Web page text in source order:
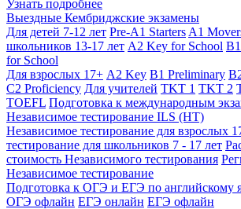
Узнать подробнее
Выездные Кембриджские экзамены
Для детей 7-12 лет Pre-A1 Starters A1
школьников 13-17 лет A2 Key for School
for School
Для взрослых 17+ A2 Key B1 Preliminary
C2 Proficiency Для учителей TKT 1 TKT 2
TOEFL Подготовка к международным
Независимое тестирование ILS (НТ)
Независимое тестирование для взрослых
тестирование для школьников 7 - 17 лет
стоимость Независимого тестирования
Независимое тестирование
Подготовка к ОГЭ и ЕГЭ по английскому
ОГЭ офлайн ЕГЭ онлайн ЕГЭ офлайн